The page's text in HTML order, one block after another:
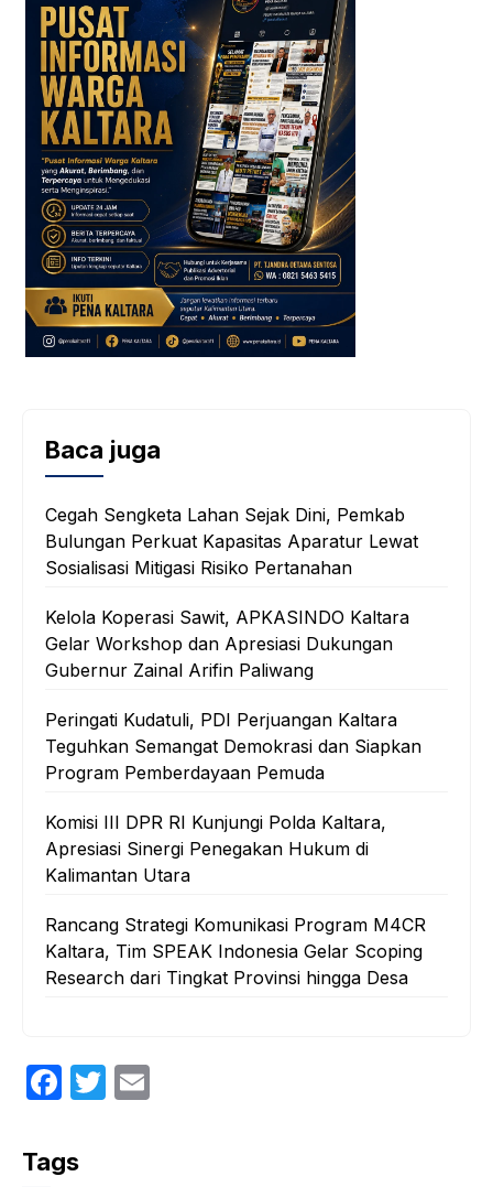
Baca juga
Cegah Sengketa Lahan Sejak Dini, Pemkab
Bulungan Perkuat Kapasitas Aparatur Lewat
Sosialisasi Mitigasi Risiko Pertanahan
Kelola Koperasi Sawit, APKASINDO Kaltara
Gelar Workshop dan Apresiasi Dukungan
Gubernur Zainal Arifin Paliwang
Peringati Kudatuli, PDI Perjuangan Kaltara
Teguhkan Semangat Demokrasi dan Siapkan
Program Pemberdayaan Pemuda
Komisi III DPR RI Kunjungi Polda Kaltara,
Apresiasi Sinergi Penegakan Hukum di
Kalimantan Utara
Rancang Strategi Komunikasi Program M4CR
Kaltara, Tim SPEAK Indonesia Gelar Scoping
Research dari Tingkat Provinsi hingga Desa
F
c
T
Tags